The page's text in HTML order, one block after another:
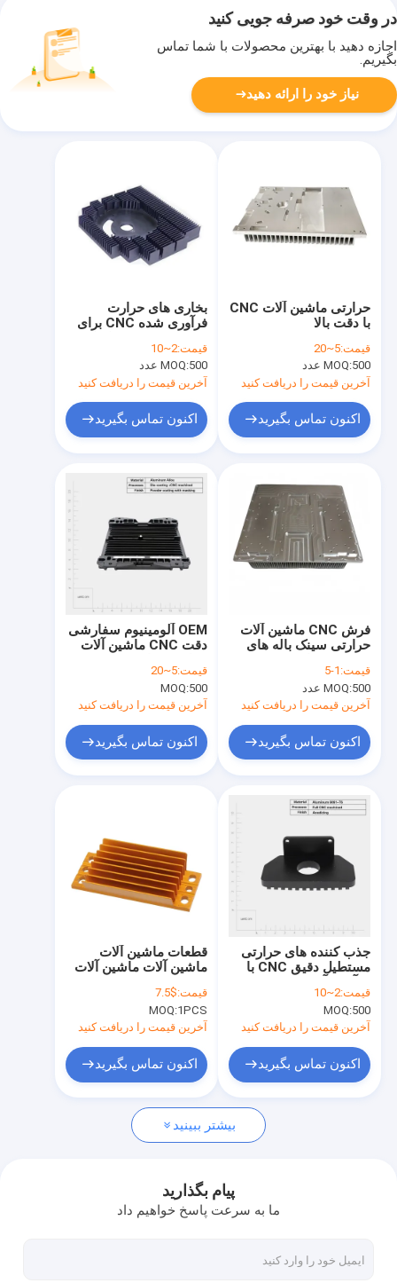
ویدیو
کنترل کیفیت
قطعات ماشینکاری Cnc
قطعات تراشکاری CNC
در وقت خود صرفه جویی کنید
اجازه دهید با بهترین محصولات با شما تماس
بگیریم.
نیاز خود را ارائه دهید
بخاری های حرارت
فرآوری شده CNC برای
قیمت:2~10
MOQ:500 عدد
آخرین قیمت را دریافت کنید
اکنون تماس بگیرید
حرارتی ماشین آلات CNC
با دقت بالا
قیمت:5~20
MOQ:500 عدد
آخرین قیمت را دریافت کنید
اکنون تماس بگیرید
OEM آلومینیوم سفارشی
دقت CNC ماشین آلات
سازی سریع ماشین آلات
CNC
قیمت:5~20
MOQ:500
آخرین قیمت را دریافت کنید
اکنون تماس بگیرید
فرش CNC ماشین آلات
حرارتی سینک باله های
حرارتی سینک
قیمت: 1-5
MOQ:500 عدد
آخرین قیمت را دریافت کنید
اکنون تماس بگیرید
قطعات ماشین آلات
ماشین آلات ماشین آلات
قیمت:$7.5
MOQ:1PCS
آخرین قیمت را دریافت کنید
اکنون تماس بگیرید
جذب کننده های حرارتی
مستطیل دقیق CNC با
قیمت:2~10
MOQ:500
آخرین قیمت را دریافت کنید
اکنون تماس بگیرید
بیشتر ببینید
پیام بگذارید
ما به سرعت پاسخ خواهیم داد